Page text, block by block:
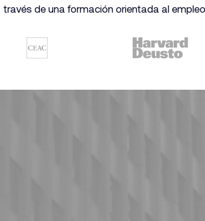
través de una formación orientada al